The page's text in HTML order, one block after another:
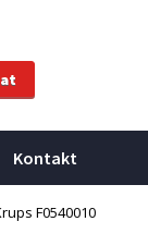
Kontakt
F0540010